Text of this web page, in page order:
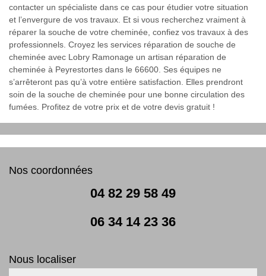
contacter un spécialiste dans ce cas pour étudier votre situation
et l’envergure de vos travaux. Et si vous recherchez vraiment à
réparer la souche de votre cheminée, confiez vos travaux à des
professionnels. Croyez les services réparation de souche de
cheminée avec Lobry Ramonage un artisan réparation de
cheminée à Peyrestortes dans le 66600. Ses équipes ne
s’arrêteront pas qu’à votre entière satisfaction. Elles prendront
soin de la souche de cheminée pour une bonne circulation des
fumées. Profitez de votre prix et de votre devis gratuit !
Nos coordonnées
04 82 29 58 49
06 34 14 23 36
Nous localiser